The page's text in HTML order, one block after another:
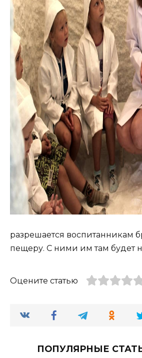
разрешается воспитанникам
пещеру. С ними им там будет
Оцените статью
ПОПУЛЯРНЫЕ